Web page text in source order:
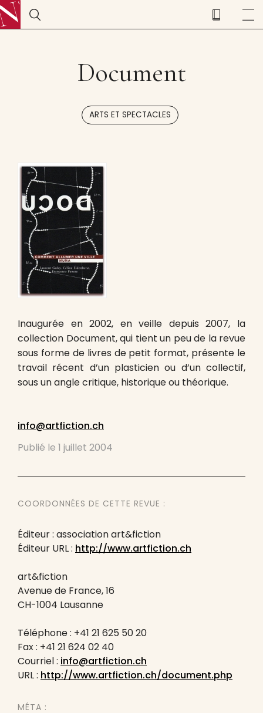
Document
ARTS ET SPECTACLES
Inaugurée en 2002, en veille depuis 2007, la
collection Document, qui tient un peu de la revue
sous forme de livres de petit format, présente le
travail récent d’un plasticien ou d’un collectif,
sous un angle critique, historique ou théorique.
info@artfiction.ch
Publié le 1 juillet 2004
COORDONNÉES DE CETTE REVUE :
Éditeur : association art&fiction
Éditeur URL : http://www.artfiction.ch
art&fiction
Avenue de France, 16
CH-1004 Lausanne
Téléphone : +41 21 625 50 20
Fax : +41 21 624 02 40
Courriel : info@artfiction.ch
URL : http://www.artfiction.ch/document.php
MÉTA :